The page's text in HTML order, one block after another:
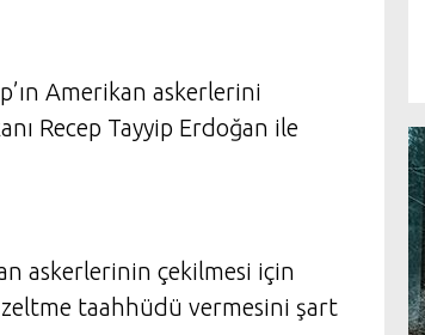
Amerikan askerlerini
Recep Tayyip Erdoğan ile
askerlerinin çekilmesi için
taahhüdü vermesini şart